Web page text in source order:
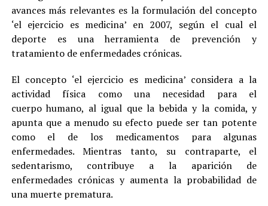
avances más relevantes es la formulación del concepto
‘el ejercicio es medicina’ en 2007, según el cual el
deporte es una herramienta de prevención y
tratamiento de enfermedades crónicas.
El concepto ‘el ejercicio es medicina’ considera a la
actividad física como una necesidad para el
cuerpo humano, al igual que la bebida y la comida, y
apunta que a menudo su efecto puede ser tan potente
como el de los medicamentos para algunas
enfermedades. Mientras tanto, su contraparte, el
sedentarismo, contribuye a la aparición de
enfermedades crónicas y aumenta la probabilidad de
una muerte prematura.